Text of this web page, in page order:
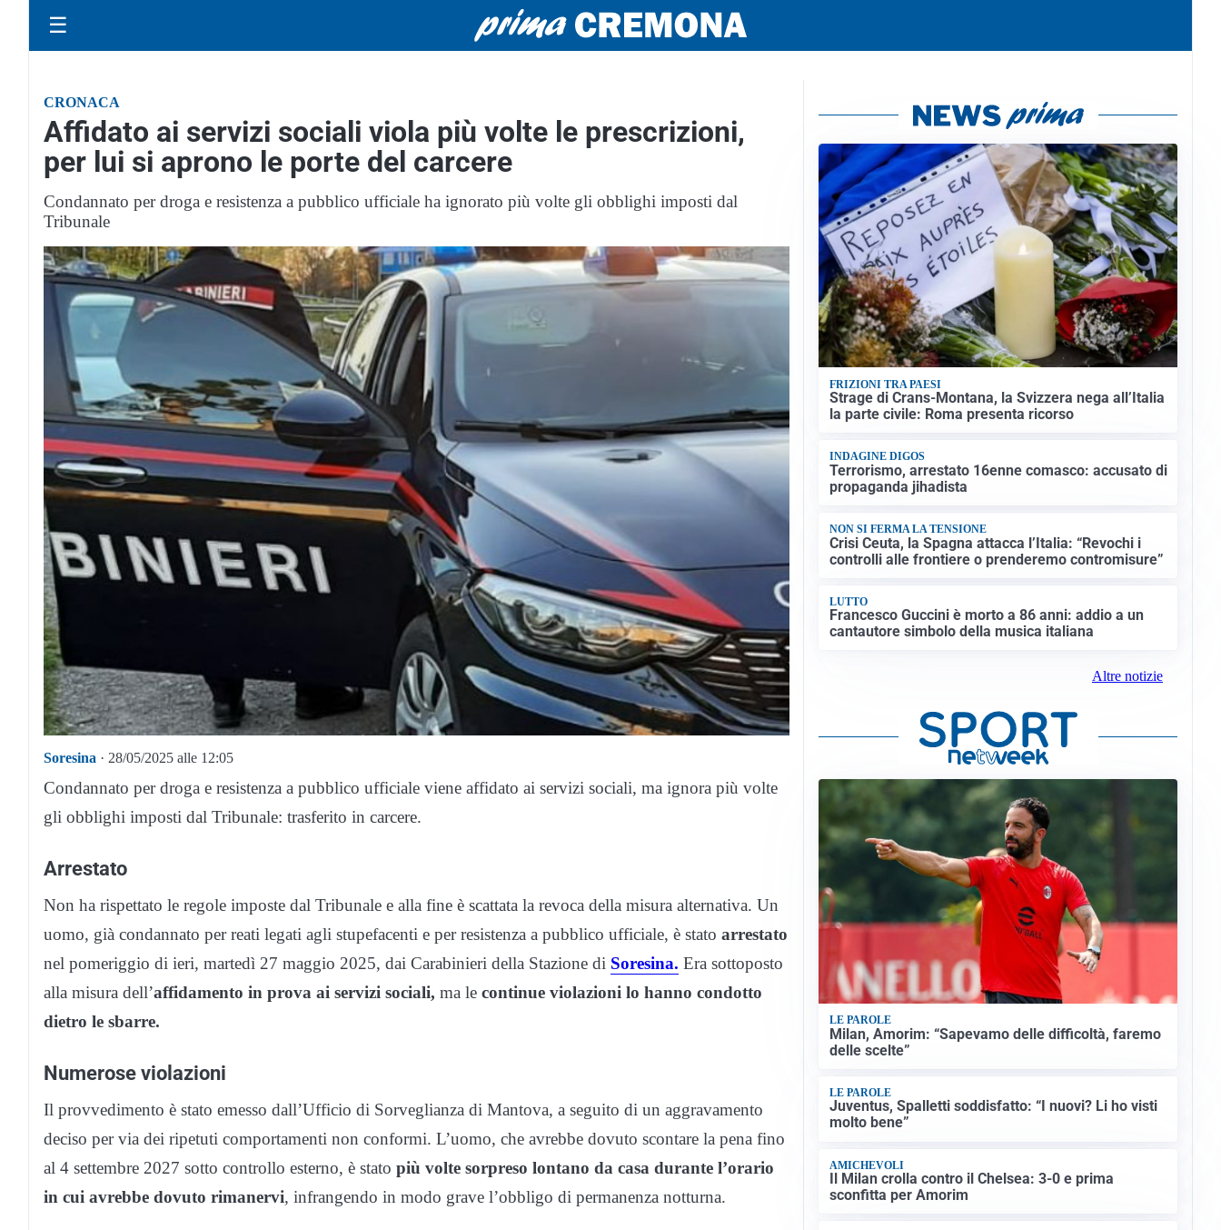
☰
CRONACA
Affidato ai servizi sociali viola più volte le prescrizioni,
per lui si aprono le porte del carcere
Condannato per droga e resistenza a pubblico ufficiale ha ignorato più volte gli obblighi imposti dal
Tribunale
Soresina · 28/05/2025 alle 12:05
Condannato per droga e resistenza a pubblico ufficiale viene affidato ai servizi sociali, ma ignora più volte
gli obblighi imposti dal Tribunale: trasferito in carcere.
Arrestato
Non ha rispettato le regole imposte dal Tribunale e alla fine è scattata la revoca della misura alternativa. Un
uomo, già condannato per reati legati agli stupefacenti e per resistenza a pubblico ufficiale, è stato arrestato
nel pomeriggio di ieri, martedì 27 maggio 2025, dai Carabinieri della Stazione di Soresina. Era sottoposto
alla misura dell’affidamento in prova ai servizi sociali, ma le continue violazioni lo hanno condotto
dietro le sbarre.
Numerose violazioni
Il provvedimento è stato emesso dall’Ufficio di Sorveglianza di Mantova, a seguito di un aggravamento
deciso per via dei ripetuti comportamenti non conformi. L’uomo, che avrebbe dovuto scontare la pena fino
al 4 settembre 2027 sotto controllo esterno, è stato più volte sorpreso lontano da casa durante l’orario
in cui avrebbe dovuto rimanervi, infrangendo in modo grave l’obbligo di permanenza notturna.
FRIZIONI TRA PAESI
Strage di Crans-Montana, la Svizzera nega all’Italia
la parte civile: Roma presenta ricorso
INDAGINE DIGOS
Terrorismo, arrestato 16enne comasco: accusato di
propaganda jihadista
NON SI FERMA LA TENSIONE
Crisi Ceuta, la Spagna attacca l’Italia: “Revochi i
controlli alle frontiere o prenderemo contromisure”
LUTTO
Francesco Guccini è morto a 86 anni: addio a un
cantautore simbolo della musica italiana
Altre notizie
LE PAROLE
Milan, Amorim: “Sapevamo delle difficoltà, faremo
delle scelte”
LE PAROLE
Juventus, Spalletti soddisfatto: “I nuovi? Li ho visti
molto bene”
AMICHEVOLI
Il Milan crolla contro il Chelsea: 3-0 e prima
sconfitta per Amorim